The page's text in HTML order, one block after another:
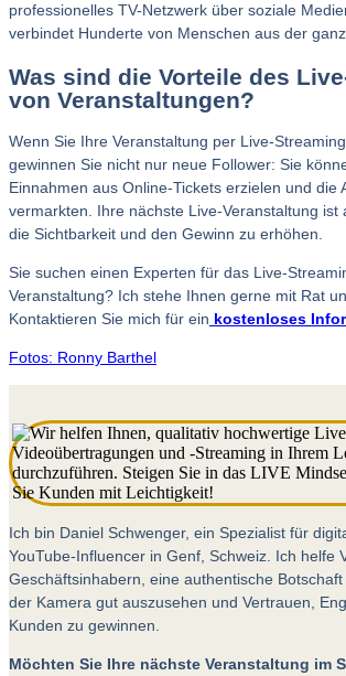
professionelles TV-Netzwerk über soziale
verbindet Hunderte von Menschen aus der
Was sind die Vorteile des
von Veranstaltungen?
Wenn Sie Ihre Veranstaltung per Live-
gewinnen Sie nicht nur neue Follower: Sie
Einnahmen aus Online-Tickets erzielen und die
vermarkten. Ihre nächste Live-Veranstaltung ist
die Sichtbarkeit und den Gewinn zu erhöhen.
Sie suchen einen Experten für das Live-
Veranstaltung? Ich stehe Ihnen gerne mit Rat
Kontaktieren Sie mich für ein kostenloses
Fotos: Ronny Barthel
Ich bin Daniel Schwenger, ein Spezialist für
YouTube-Influencer in Genf, Schweiz. Ich helfe
Geschäftsinhabern, eine authentische
der Kamera gut auszusehen und Vertrauen,
Kunden zu gewinnen.
Möchten Sie Ihre nächste Veranstaltung im